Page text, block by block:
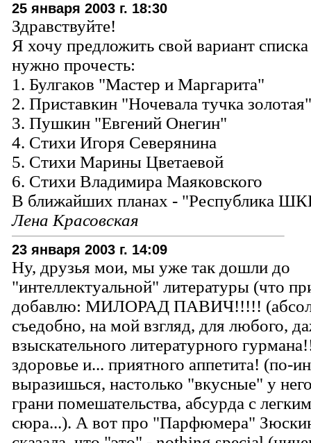
25 января 2003 г. 18:30
Здравствуйте!
Я хочу предложить свой вариант
нужно прочесть:
1. Булгаков "Мастер и Маргарита"
2. Приставкин "Ночевала тучка золотая"
3. Пушкин "Евгений Онегин"
4. Стихи Игоря Северянина
5. Стихи Марины Цветаевой
6. Стихи Владимира Маяковского
В ближайших планах - "Республика
Лена Красовская
23 января 2003 г. 14:09
Ну, друзья мои, мы уже так дошли до
"интеллектуальной" литературы (что
добавлю: МИЛОРАД ПАВИЧ!!!!!
съедобно, на мой взгляд, для любого,
взыскательного литературного
здоровье и... приятного аппетита! (по-
выразишься, настолько "вкусные" у
грани помешательства, абсурда с
сюра...). А вот про "Парфюмера"